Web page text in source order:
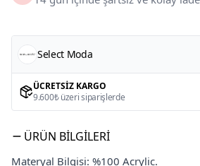
Select Moda
ÜCRETSIZ KARGO
9.600₺ üzeri siparişlerde
ÜRÜN BILGILERI
Materyal Bilgisi: %100 Acrylic.